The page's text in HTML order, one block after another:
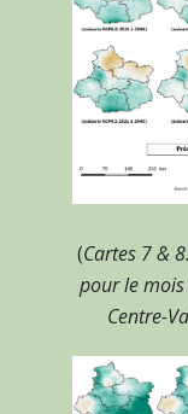
(Cartes 7 &
pour le
Centre-